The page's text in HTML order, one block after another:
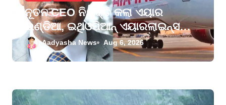
ନୂତନ CEO ନିଯୁକ୍ତି କଲା ଏୟାର
ଇଣ୍ଡିଆ, ଇଥିଓପିଆନ୍ ଏୟାରଲାଇନ୍ସ
ଗ୍ରୁପର ପୂର୍ବତନ ମୁଖ୍ୟ ସମ୍ଭାଳିବେ
ଦାୟିତ୍ବ
Aadyasha News Aug 6, 2026